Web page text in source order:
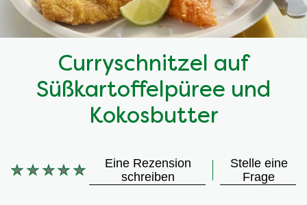
Curryschnitzel auf
Süßkartoffelpüree und
Kokosbutter
Keine
Eine Rezension
schreiben
Stelle eine
Frage